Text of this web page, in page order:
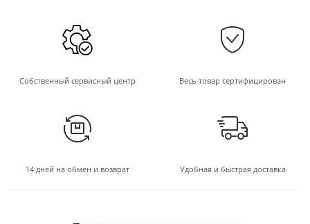
Собственный сервисный центр Весь товар сертифицирован
14 дней на обмен и возврат Удобная и быстрая доставка